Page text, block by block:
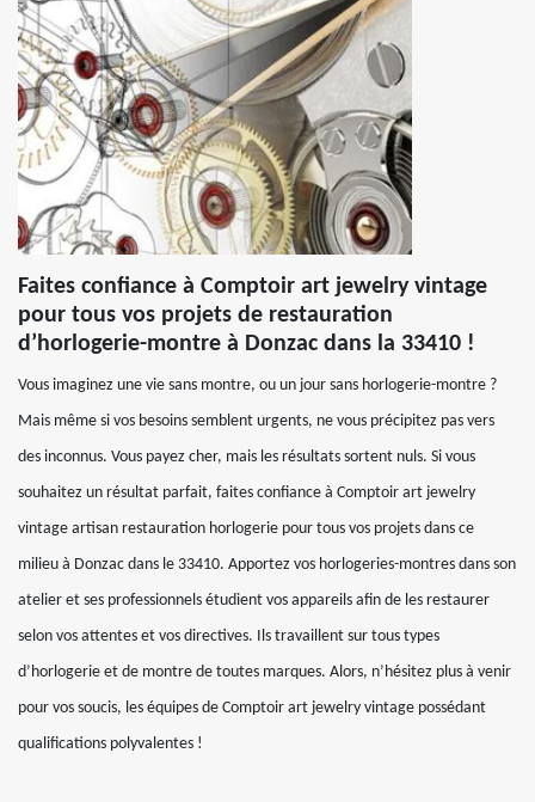
Faites confiance à Comptoir art jewelry vintage
pour tous vos projets de restauration
d’horlogerie-montre à Donzac dans la 33410 !
Vous imaginez une vie sans montre, ou un jour sans horlogerie-montre ?
Mais même si vos besoins semblent urgents, ne vous précipitez pas vers
des inconnus. Vous payez cher, mais les résultats sortent nuls. Si vous
souhaitez un résultat parfait, faites confiance à Comptoir art jewelry
vintage artisan restauration horlogerie pour tous vos projets dans ce
milieu à Donzac dans le 33410. Apportez vos horlogeries-montres dans son
atelier et ses professionnels étudient vos appareils afin de les restaurer
selon vos attentes et vos directives. Ils travaillent sur tous types
d’horlogerie et de montre de toutes marques. Alors, n’hésitez plus à venir
pour vos soucis, les équipes de Comptoir art jewelry vintage possédant
qualifications polyvalentes !